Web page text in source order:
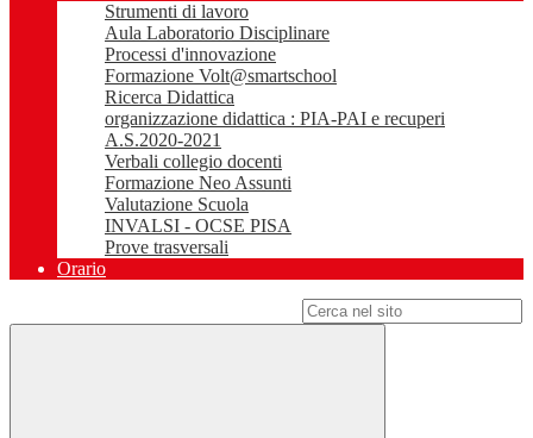
Strumenti di lavoro
Aula Laboratorio Disciplinare
Processi d'innovazione
Formazione Volt@smartschool
Ricerca Didattica
organizzazione didattica : PIA-PAI e recuperi
A.S.2020-2021
Verbali collegio docenti
Formazione Neo Assunti
Valutazione Scuola
INVALSI - OCSE PISA
Prove trasversali
Orario